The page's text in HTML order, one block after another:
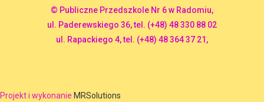
© Publiczne Przedszkole Nr 6 w Radomiu,
ul. Paderewskiego 36, tel. (+48) 48 330 88 02
ul. Rapackiego 4, tel. (+48) 48 364 37 21,
Projekt i wykonanie MRSolutions